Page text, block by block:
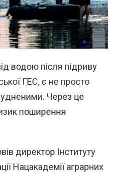
водою після підриву
ГЕС, є не просто
Через це
поширення
директор Інституту
Нацакадемії аграрних